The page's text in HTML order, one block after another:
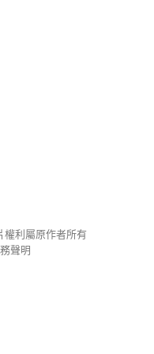
權利屬原作者所有
聲明